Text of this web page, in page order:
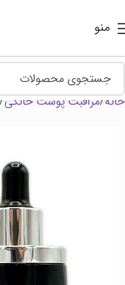
منو
خانه مراقبت پوست خانگی